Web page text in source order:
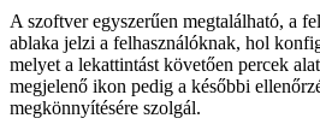
A szoftver egyszerűen megtalálható, a
ablaka jelzi a felhasználóknak, hol
melyet a lekattintást követően percek
megjelenő ikon pedig a későbbi
megkönnyítésére szolgál.